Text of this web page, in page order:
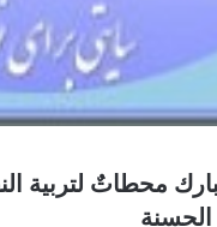
محطاتٌ لتربية
الحسنة